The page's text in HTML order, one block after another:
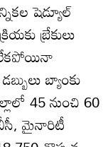
షెడ్యూల్‌
బ్రేకులు
లేకపోయినా
బ్యాంకు
45 నుంచి 60
మైనారిటీ